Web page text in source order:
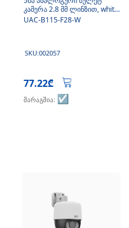
კამერა 2.8 მმ ლინზით, white
light
UAC-B115-F28-W
SKU:002057
77.22₾
მარაგშია: ☑️